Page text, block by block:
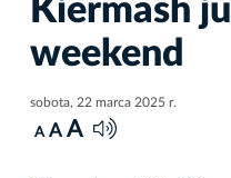
Kiermash
weekend
sobota, 22 marca 2025 r.
A A A